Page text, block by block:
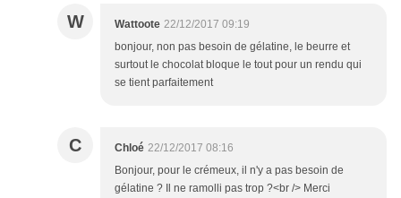
W Wattoote 22/12/2017 09:19
bonjour, non pas besoin de gélatine, le beurre et
surtout le chocolat bloque le tout pour un rendu qui
se tient parfaitement
C Chloé 22/12/2017 08:16
Bonjour, pour le crémeux, il n'y a pas besoin de
gélatine ? Il ne ramolli pas trop ?<br /> Merci